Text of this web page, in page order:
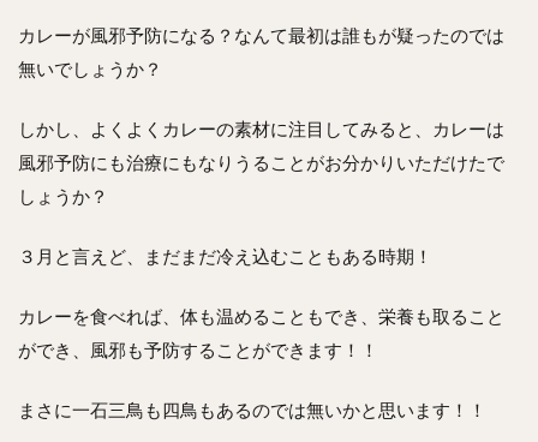
カレーが風邪予防になる？なんて最初は誰もが疑ったのでは
無いでしょうか？
しかし、よくよくカレーの素材に注目してみると、カレーは
風邪予防にも治療にもなりうることがお分かりいただけたで
しょうか？
３月と言えど、まだまだ冷え込むこともある時期！
カレーを食べれば、体も温めることもでき、栄養も取ること
ができ、風邪も予防することができます！！
まさに一石三鳥も四鳥もあるのでは無いかと思います！！